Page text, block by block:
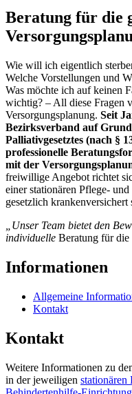
Beratung für die
Wie will ich eigentlich
Welche Vorstellungen und
Was möchte ich auf keinen
wichtig? – All diese Fragen
Versorgungsplanung. Seit
Bezirksverband auf
Palliativgesetztes (nach §
professionelle
mit der
freiwillige Angebot richtet
einer stationären Pflege-
gesetzlich krankenversichert
„Unser Team bietet den
individuelle Beratung für die
Informationen
Allgemeine
Kontakt
Kontakt
Weitere Informationen zu
in der jeweiligen stationären